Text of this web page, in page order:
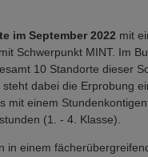
im September 2022 mit
Schwerpunkt MINT. Im
10 Standorte dieser
dabei die Erprobung
mit einem
(1. - 4. Klasse).
in einem